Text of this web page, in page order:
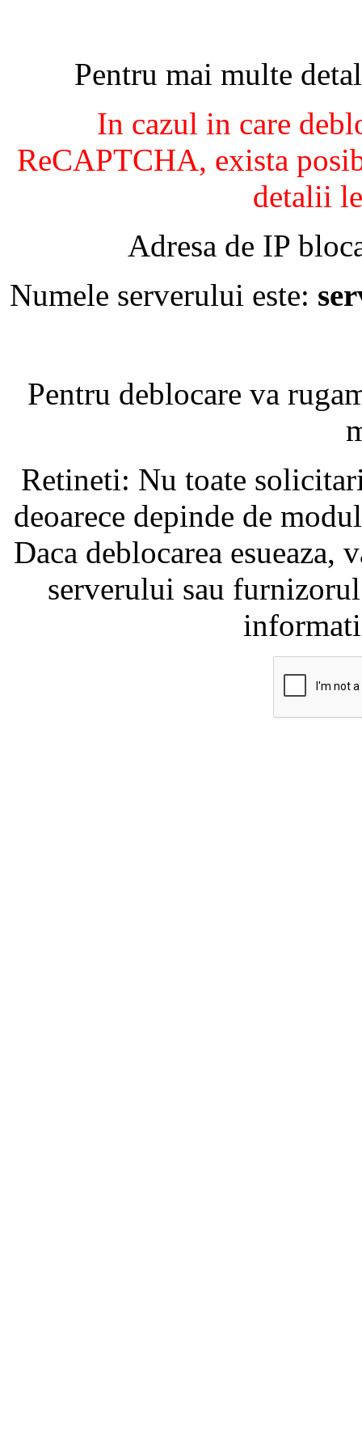
Pentru mai multe
In cazul in care
ReCAPTCHA, exista
detalii
Adresa de IP
Numele serverului este:
Pentru deblocare va
Retineti: Nu toate
deoarece depinde de
Daca deblocarea
serverului sau